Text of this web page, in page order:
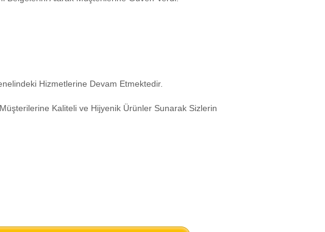
Hizmetlerine Devam Etmektedir.
Kaliteli ve Hijyenik Ürünler Sunarak Sizlerin